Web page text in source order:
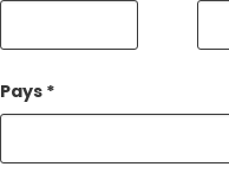
Pays *